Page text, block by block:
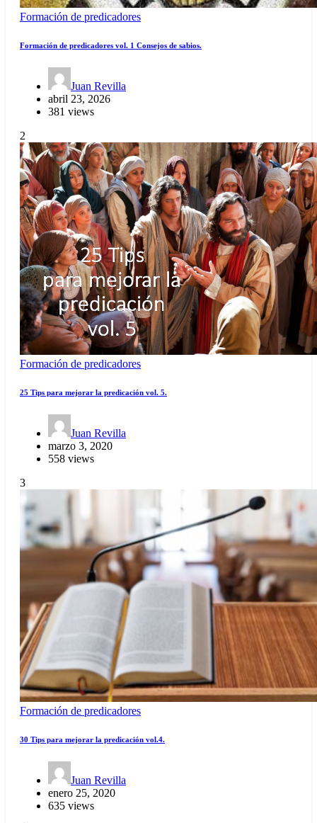
Formación de predicadores
Formación de predicadores vol. 1 Consejos de sabios.
Juan Revilla
abril 23, 2026
381 views
2
Formación de predicadores
25 Tips para mejorar la predicación vol. 5.
Juan Revilla
marzo 3, 2020
558 views
3
Formación de predicadores
30 Tips para mejorar la predicación vol.4.
Juan Revilla
enero 25, 2020
635 views